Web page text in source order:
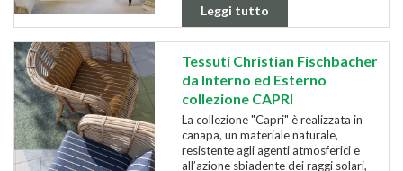
Leggi tutto
Tessuti Christian Fischbacher
da Interno ed Esterno
collezione CAPRI
La collezione "Capri" è realizzata in
canapa, un materiale naturale,
resistente agli agenti atmosferici e
all’azione sbiadente dei raggi solari,